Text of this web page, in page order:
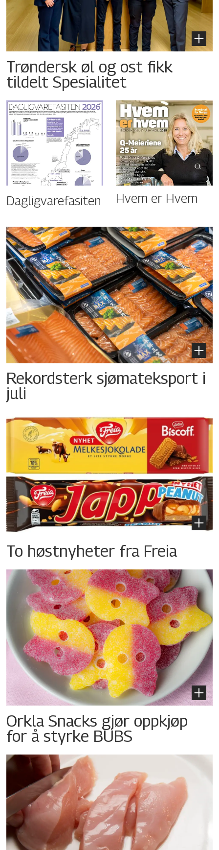
Trøndersk øl og ost fikk
tildelt Spesialitet
Dagligvarefasiten Hvem er Hvem
Rekordsterk sjømateksport i
juli
To høstnyheter fra Freia
Orkla Snacks gjør oppkjøp
for å styrke BUBS